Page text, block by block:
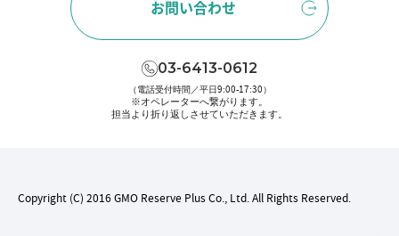
お問い合わせ
03-6413-0612
（電話受付時間／平日9:00-17:30）
※オペレーターへ繋がります。
担当より折り返しさせていただきます。
Copyright (C) 2016 GMO Reserve Plus Co., Ltd. All Rights Reserved.